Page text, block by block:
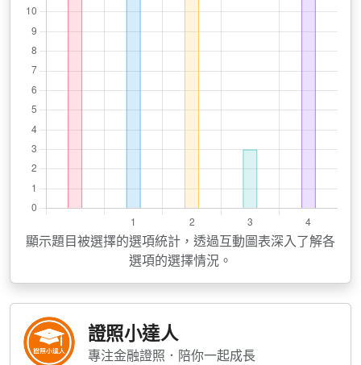
顯示題目被選擇的選項統計，透過互動圖表深入了解各
選項的選擇情況。
證照小達人
專注金融證照．陪你一起成長